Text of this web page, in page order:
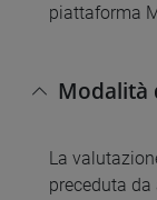
piattaforma
Modalità
La
preceduta